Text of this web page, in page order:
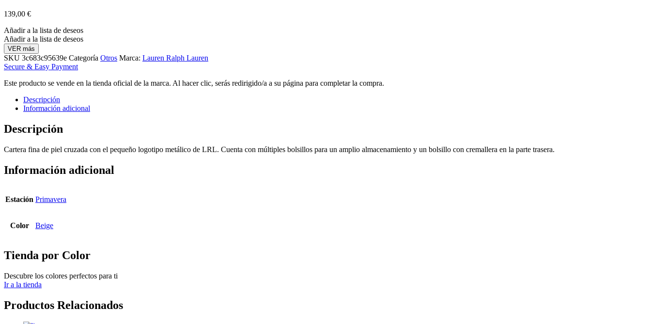
139,00 €
Añadir a la lista de deseos
Añadir a la lista de deseos
VER más
SKU 3c683c95639e Categoría Otros Marca: Lauren Ralph Lauren
Secure & Easy Payment
Este producto se vende en la tienda oficial de la marca. Al hacer clic, serás redirigido/a a su página para completar la compra.
Descripción
Información adicional
Descripción
Cartera fina de piel cruzada con el pequeño logotipo metálico de LRL. Cuenta con múltiples bolsillos para un amplio almacenamiento y un bolsillo con cremallera en la parte trasera.
Información adicional
Estación Primavera
Color Beige
Tienda por Color
Descubre los colores perfectos para ti
Ir a la tienda
Productos Relacionados